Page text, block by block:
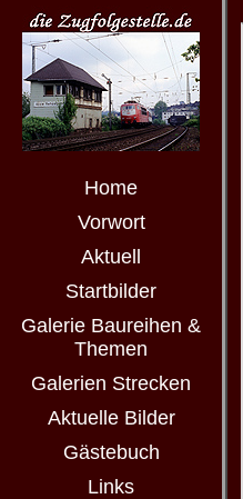
Home
Vorwort
Aktuell
Startbilder
Galerie Baureihen &
Themen
Galerien Strecken
Aktuelle Bilder
Gästebuch
Links